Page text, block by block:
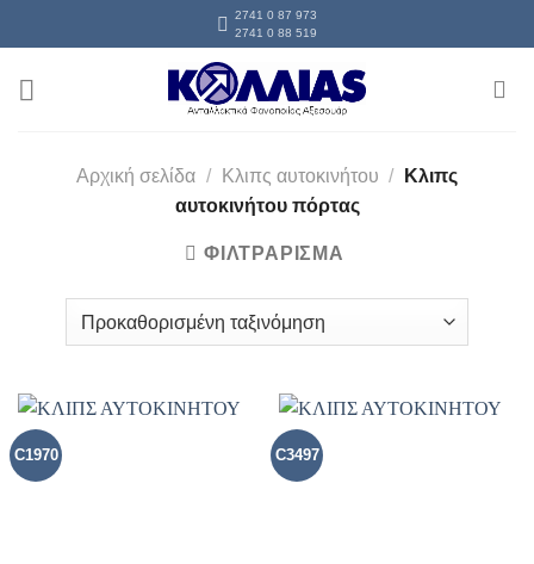
to
2741 0 87 973
2741 0 88 519
Αρχική σελίδα / Κλιπς αυτοκινήτου /
Κλιπς
αυτοκινήτου πόρτας
ΦΙΛΤΡΑΡΙΣΜΑ
C1970 C3497